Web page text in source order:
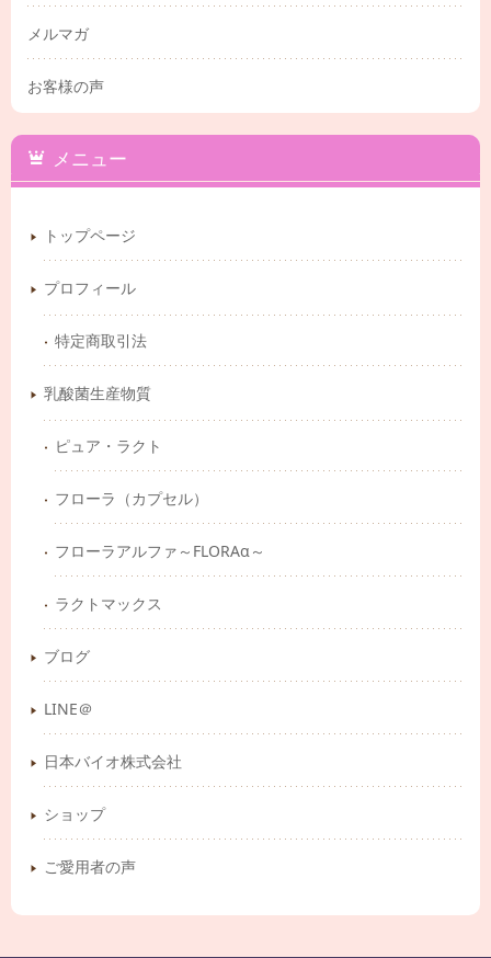
メルマガ
お客様の声
メニュー
トップページ
プロフィール
特定商取引法
乳酸菌生産物質
ピュア・ラクト
フローラ（カプセル）
フローラアルファ～FLORAα～
ラクトマックス
ブログ
LINE＠
日本バイオ株式会社
ショップ
ご愛用者の声